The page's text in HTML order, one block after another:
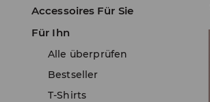
Accessoires Für Sie
Für Ihn
Alle überprüfen
Bestseller
T-Shirts